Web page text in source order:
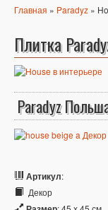
Главная » Paradyz »
Плитка
Paradyz
Артикул:
Декор